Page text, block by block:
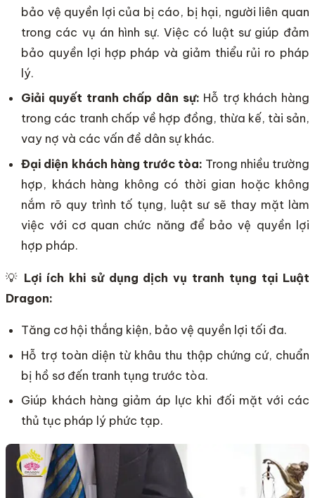
bảo vệ quyền lợi của bị cáo, bị hại, người liên quan
trong các vụ án hình sự. Việc có luật sư giúp đảm
bảo quyền lợi hợp pháp và giảm thiểu rủi ro pháp
lý.
Giải quyết tranh chấp dân sự: Hỗ trợ khách hàng
trong các tranh chấp về hợp đồng, thừa kế, tài sản,
vay nợ và các vấn đề dân sự khác.
Đại diện khách hàng trước tòa: Trong nhiều trường
hợp, khách hàng không có thời gian hoặc không
nắm rõ quy trình tố tụng, luật sư sẽ thay mặt làm
việc với cơ quan chức năng để bảo vệ quyền lợi
hợp pháp.
💡 Lợi ích khi sử dụng dịch vụ tranh tụng tại Luật
Dragon:
Tăng cơ hội thắng kiện, bảo vệ quyền lợi tối đa.
Hỗ trợ toàn diện từ khâu thu thập chứng cứ, chuẩn
bị hồ sơ đến tranh tụng trước tòa.
Giúp khách hàng giảm áp lực khi đối mặt với các
thủ tục pháp lý phức tạp.